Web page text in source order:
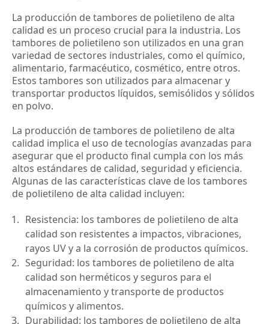
La producción de tambores de polietileno de alta
calidad es un proceso crucial para la industria. Los
tambores de polietileno son utilizados en una gran
variedad de sectores industriales, como el químico,
alimentario, farmacéutico, cosmético, entre otros.
Estos tambores son utilizados para almacenar y
transportar productos líquidos, semisólidos y sólidos
en polvo.
La producción de tambores de polietileno de alta
calidad implica el uso de tecnologías avanzadas para
asegurar que el producto final cumpla con los más
altos estándares de calidad, seguridad y eficiencia.
Algunas de las características clave de los tambores
de polietileno de alta calidad incluyen:
Resistencia: los tambores de polietileno de alta
calidad son resistentes a impactos, vibraciones,
rayos UV y a la corrosión de productos químicos.
Seguridad: los tambores de polietileno de alta
calidad son herméticos y seguros para el
almacenamiento y transporte de productos
químicos y alimentos.
Durabilidad: los tambores de polietileno de alta